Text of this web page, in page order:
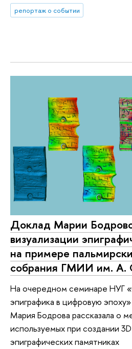
репортаж о событии
Доклад Марии
визуализации
на примере
собрания ГМИИ им. А.
На очередном семинаре НУГ
эпиграфика в цифровую
Мария Бодрова рассказала о
используемых при создании
эпиграфических памятниках